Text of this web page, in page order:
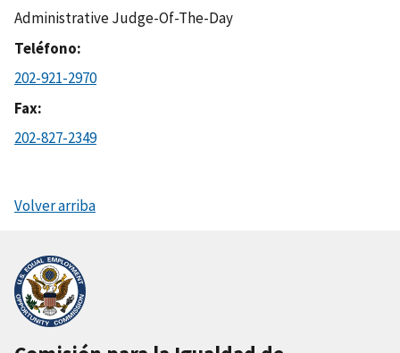
Administrative Judge-Of-The-Day
Teléfono
202-921-2970
Fax
202-827-2349
Volver arriba